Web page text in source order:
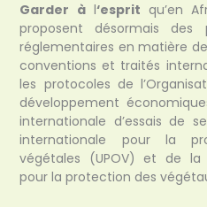
Garder àl‘esprit qu’en
proposent désormais
réglementaires en matière
conventions et traités
les protocoles de
développement
internationale d’essais de
internationale pour la
végétales (UPOV) et de la
pour la protection des